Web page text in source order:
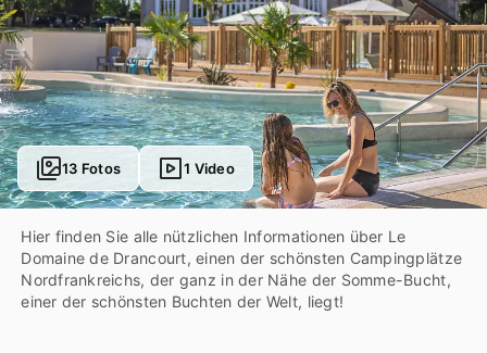
13 Fotos 1 Video
Hier finden Sie alle nützlichen Informationen über Le
Domaine de Drancourt, einen der schönsten Campingplätze
Nordfrankreichs, der ganz in der Nähe der Somme-Bucht,
einer der schönsten Buchten der Welt, liegt!